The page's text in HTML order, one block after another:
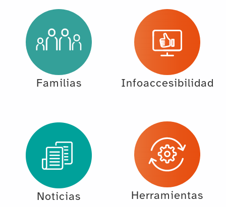
Familias Infoaccesibilidad
Noticias
Herramientas